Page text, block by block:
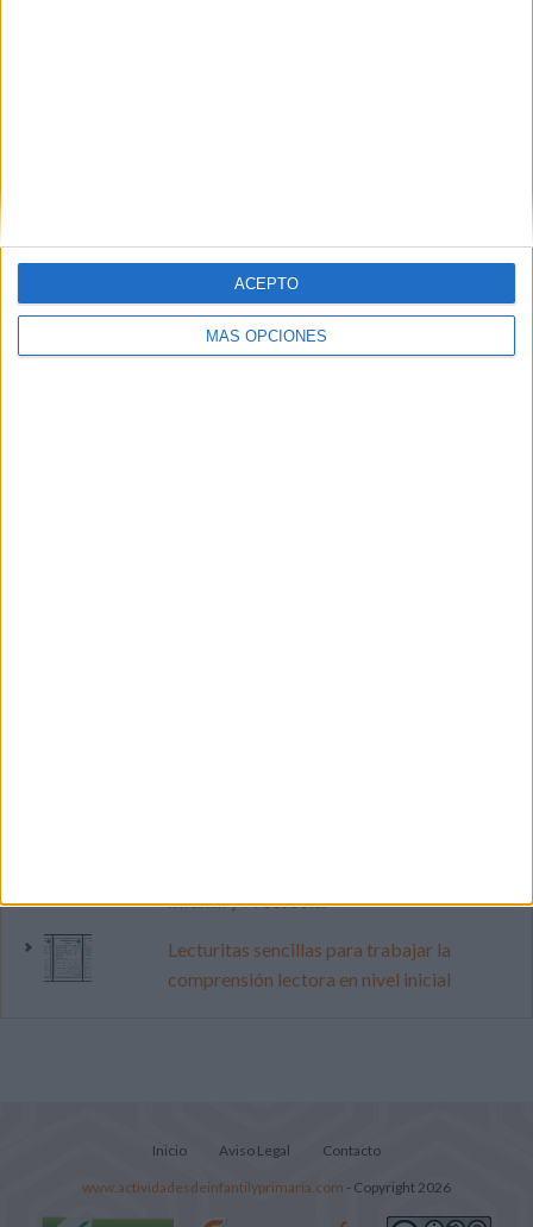
MÁS OPCIONES
ACEPTO
SIGUE NUESTROS TABLEROS EN
Infantil y Preescolar
Lecturitas sencillas para trabajar la
comprensión lectora en nivel inicial
Inicio Aviso Legal Contacto
www.actividadesdeinfantilyprimaria.com - Copyright 2026